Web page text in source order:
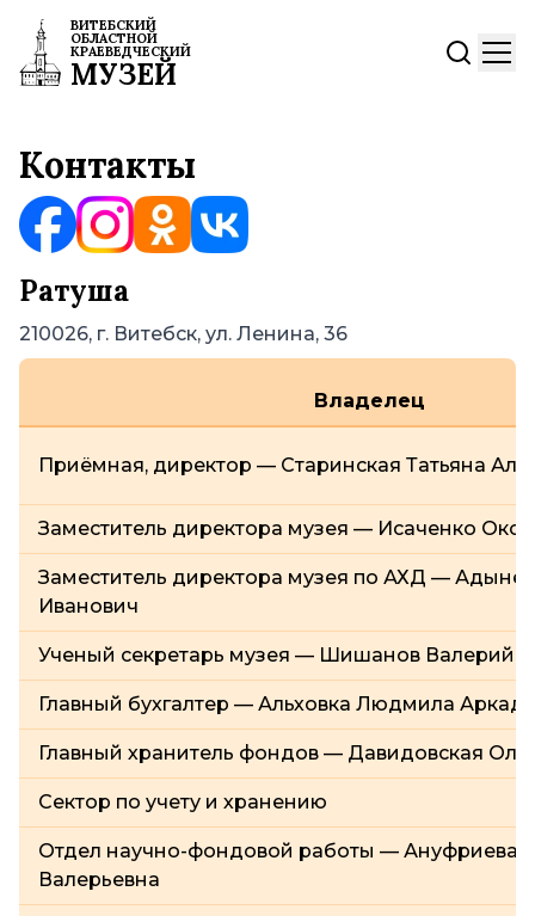
ВИТЕБСКИЙ
ОБЛАСТНОЙ
КРАЕВЕДЧЕСКИЙ
МУЗЕЙ
Контакты
Ратуша
210026, г. Витебск, ул. Ленина, 36
Владелец
Приёмная, директор — Старинская Татьяна
Заместитель директора музея — Исаченко
Заместитель директора музея по АХД —
Иванович
Ученый секретарь музея — Шишанов Валерий
Главный бухгалтер — Альховка Людмила
Главный хранитель фондов — Давидовская
Сектор по учету и хранению
Отдел научно-фондовой работы — Ануфриева
Валерьевна